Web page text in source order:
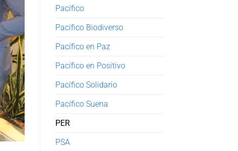
Pacífico
Pacífico Biodiverso
Pacífico en Paz
Pacífico en Positivo
Pacífico Solidario
Pacífico Suena
PER
PSA